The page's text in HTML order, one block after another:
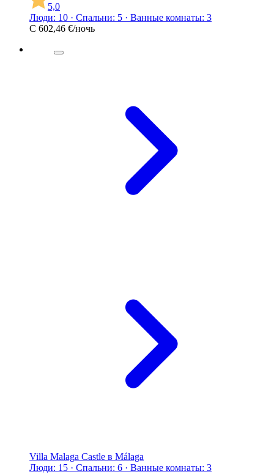
5,0
Люди: 10 · Спальни: 5 · Ванные комнаты: 3
С 602,46 €/ночь
Villa Malaga Castle в Málaga
Люди: 15 · Спальни: 6 · Ванные комнаты: 3